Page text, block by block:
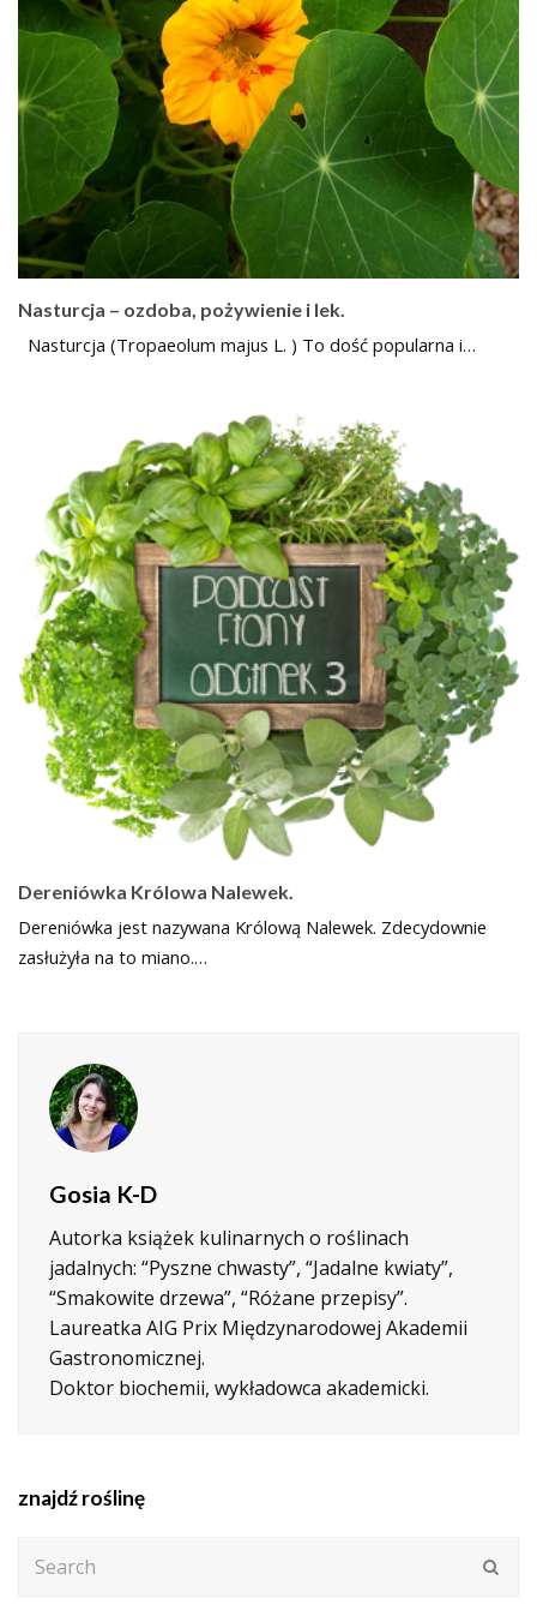
Nasturcja – ozdoba, pożywienie i lek.
Nasturcja (Tropaeolum majus L. ) To dość popularna i…
Dereniówka Królowa Nalewek.
Dereniówka jest nazywana Królową Nalewek. Zdecydownie
zasłużyła na to miano.…
Gosia K-D
Autorka książek kulinarnych o roślinach
jadalnych: “Pyszne chwasty”, “Jadalne kwiaty”,
“Smakowite drzewa”, “Różane przepisy”.
Laureatka AIG Prix Międzynarodowej Akademii
Gastronomicznej.
Doktor biochemii, wykładowca akademicki.
znajdź roślinę